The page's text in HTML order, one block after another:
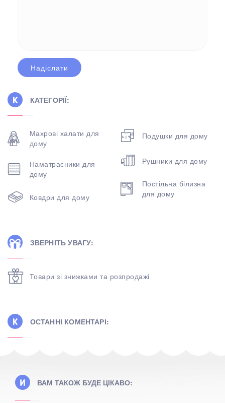
КАТЕГОРІЇ:
Махрові халати для
дому
Наматрасники для
дому
Ковдри для дому
Подушки для дому
Рушники для дому
Постільна білизна
для дому
ЗВЕРНІТЬ УВАГУ:
Товари зі знижками та розпродажі
ОСТАННІ КОМЕНТАРІ:
ВАМ ТАКОЖ БУДЕ ЦІКАВО: